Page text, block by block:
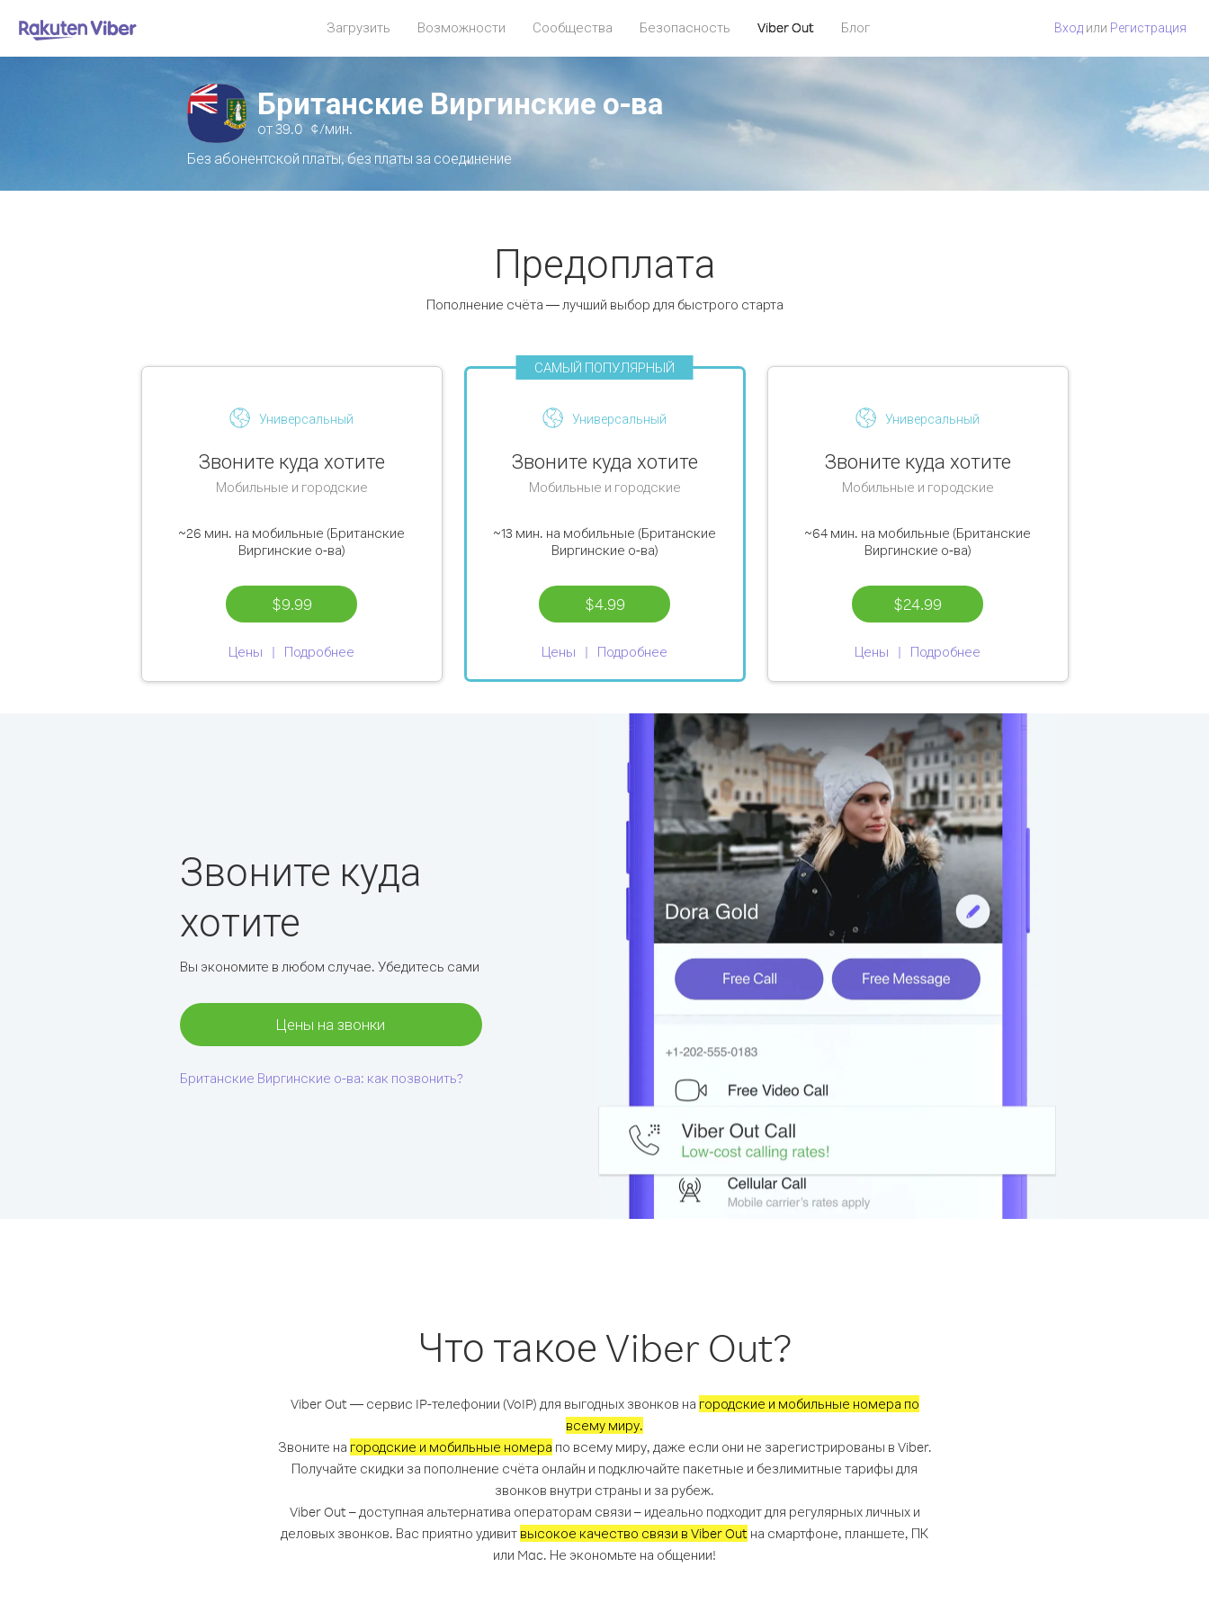
Загрузить Возможности Сообщества Безопасность Viber Out Блог Вход или Регистрация
Британские Виргинские о-ва
от39.0 ¢/мин.
Без абонентской платы, без платы за соединение
Предоплата
Пополнение счёта — лучший выбор для быстрого старта
Универсальный
Звоните куда хотите
Мобильные и городские
~26 мин. на мобильные (Британские
Виргинские о-ва)
$9.99
Цены Подробнее
САМЫЙ ПОПУЛЯРНЫЙ
Универсальный
Звоните куда хотите
Мобильные и городские
~13 мин. на мобильные (Британские
Виргинские о-ва)
$4.99
Цены Подробнее
Универсальный
Звоните куда хотите
Мобильные и городские
~64 мин. на мобильные (Британские
Виргинские о-ва)
$24.99
Цены Подробнее
Звоните куда
хотите
Вы экономите в любом случае. Убедитесь сами
Цены на звонки
Британские Виргинские о-ва: как позвонить?
Что такое Viber Out?
Viber Out — сервис IP-телефонии (VoIP) для выгодных звонков на городские и мобильные номера по
всему миру.
Звоните на городские и мобильные номера по всему миру, даже если они не зарегистрированы в Viber.
Получайте скидки за пополнение счёта онлайн и подключайте пакетные и безлимитные тарифы для
звонков внутри страны и за рубеж.
Viber Out – доступная альтернатива операторам связи – идеально подходит для регулярных личных и
деловых звонков. Вас приятно удивит высокое качество связи в Viber Out на смартфоне, планшете, ПК
или Mac. Не экономьте на общении!